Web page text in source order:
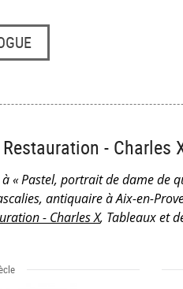
- Charles
« Pastel, portrait de dame de
antiquaire à Aix-en-
- Charles X, Tableaux et